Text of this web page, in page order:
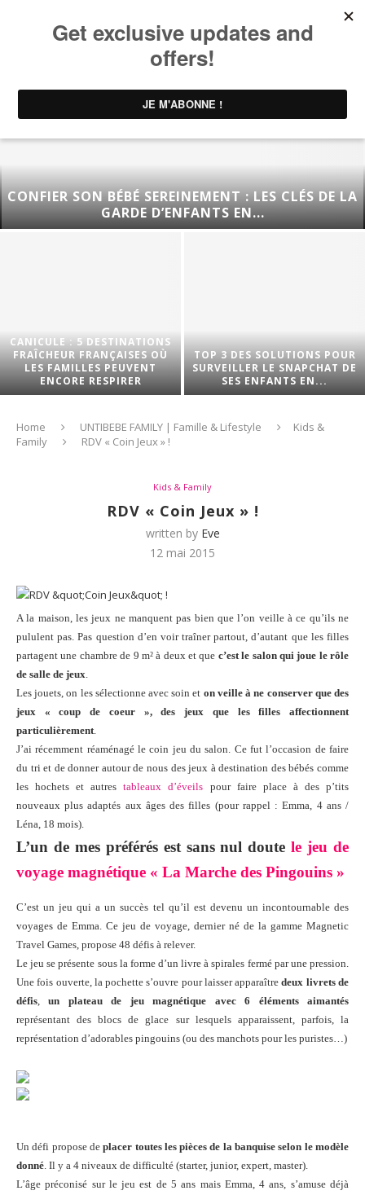
CONFIER SON BÉBÉ SEREINEMENT : LES CLÉS DE LA
GARDE D’ENFANTS EN...
CANICULE : 5 DESTINATIONS
FRAÎCHEUR FRANÇAISES OÙ
LES FAMILLES PEUVENT
ENCORE RESPIRER
TOP 3 DES SOLUTIONS POUR
SURVEILLER LE SNAPCHAT DE
SES ENFANTS EN...
Home UNTIBEBE FAMILY | Famille & Lifestyle
Kids &
Family
RDV « Coin Jeux » !
Kids & Family
RDV « Coin Jeux » !
written by Eve
12 mai 2015
A la maison, les jeux ne manquent pas bien que l’on veille à ce qu’ils ne
pululent pas. Pas question d’en voir traîner partout, d’autant que les filles
partagent une chambre de 9 m² à deux et que c’est le salon qui joue le rôle
de salle de jeux.
Les jouets, on les sélectionne avec soin et on veille à ne conserver que des
jeux « coup de coeur », des jeux que les filles affectionnent
particulièrement.
J’ai récemment réaménagé le coin jeu du salon. Ce fut l’occasion de faire
du tri et de donner autour de nous des jeux à destination des bébés comme
les hochets et autrestableaux d’éveils pour faire place à des p’tits
nouveaux plus adaptés aux âges des filles (pour rappel : Emma, 4 ans /
Léna, 18 mois).
L’un de mes préférés est sans nul doutele jeu de
voyage magnétique « La Marche des Pingouins »
C’est un jeu qui a un succès tel qu’il est devenu un incontournable des
voyages de Emma. Ce jeu de voyage, dernier né de la gamme Magnetic
Travel Games, propose 48 défis à relever.
Le jeu se présente sous la forme d’un livre à spirales fermé par une pression.
Une fois ouverte, la pochette s’ouvre pour laisser apparaîtredeux livrets de
défis,un plateau de jeu magnétique avec 6 éléments aimantés
représentant des blocs de glace sur lesquels apparaissent, parfois, la
représentation d’adorables pingouins (ou des manchots pour les puristes…)
Un défi propose deplacer toutes les pièces de la banquise selon le modèle
donné. Il y a 4 niveaux de difficulté (starter, junior, expert, master).
L’âge préconisé sur le jeu est de 5 ans mais Emma, 4 ans, s’amuse déjà